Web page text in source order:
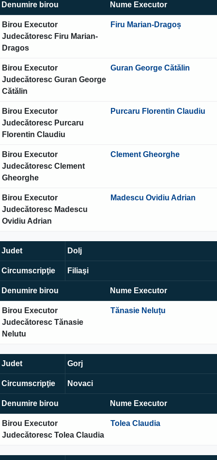
Denumire birou Nume Executor
Birou Executor
Judecătoresc Firu Marian-
Dragos
Firu Marian-Dragoș
Birou Executor
Judecătoresc Guran George
Cătălin
Guran George Cătălin
Birou Executor
Judecătoresc Purcaru
Florentin Claudiu
Purcaru Florentin Claudiu
Birou Executor
Judecătoresc Clement
Gheorghe
Clement Gheorghe
Birou Executor
Judecătoresc Madescu
Ovidiu Adrian
Madescu Ovidiu Adrian
Denumire birou Nume Executor
Birou Executor
Judecătoresc Tănasie
Nelutu
Tănasie Neluțu
Judet Dolj
Circumscripţie Filiaşi
Denumire birou Nume Executor
Birou Executor
Judecătoresc Tolea Claudia
Tolea Claudia
Judet Gorj
Circumscripţie Novaci